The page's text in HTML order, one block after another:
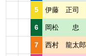
5 伊藤 正司
6 岡松 忠
7 西村 龍太郎